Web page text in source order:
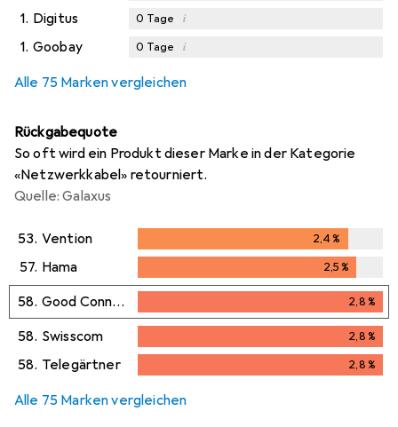
1. Digitus 0 Tage i
1. Goobay 0 Tage i
Alle 75 Marken vergleichen
Rückgabequote
So oft wird ein Produkt dieser Marke in der Kategorie
«Netzwerkkabel» retourniert.
Quelle: Galaxus
53. Vention 2,4%
2,4%
57. Hama 2,5%
2,5%
58. Good Connections 2,8%
2,8%
58. Swisscom 2,8%
2,8%
58. Telegärtner 2,8%
Alle 75 Marken vergleichen